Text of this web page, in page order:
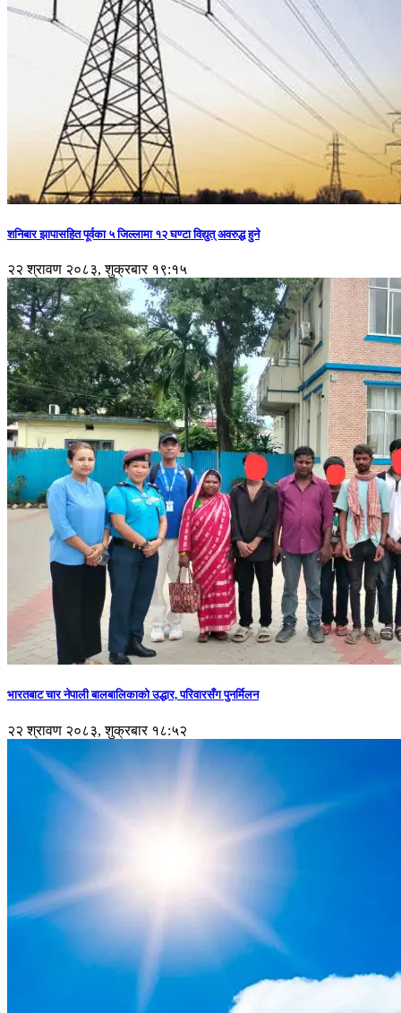
शनिबार झापासहित पूर्वका ५ जिल्लामा १२ घण्टा विद्युत् अवरुद्ध हुने
२२ श्रावण २०८३, शुक्रबार १९:१५
भारतबाट चार नेपाली बालबालिकाको उद्धार, परिवारसँग पुनर्मिलन
२२ श्रावण २०८३, शुक्रबार १८:५२